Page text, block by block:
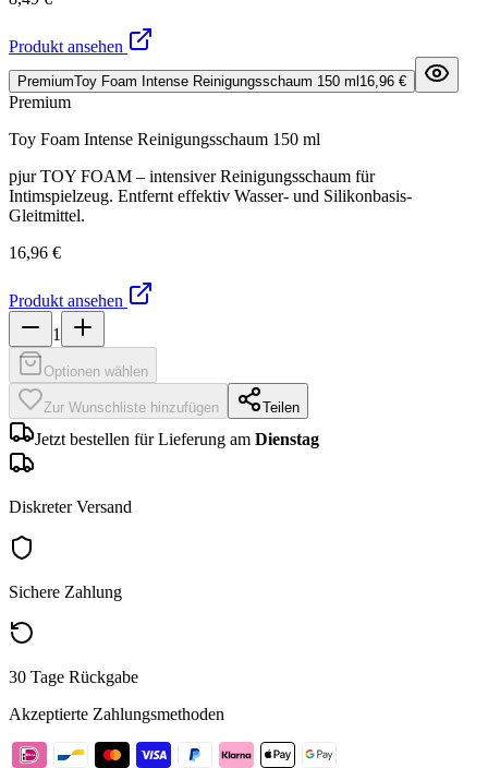
Produkt ansehen
PremiumToy Foam Intense Reinigungsschaum 150 ml 16,96 €
Premium
Toy Foam Intense Reinigungsschaum 150 ml
pjur TOY FOAM – intensiver Reinigungsschaum für
Intimspielzeug. Entfernt effektiv Wasser- und Silikonbasis-
Gleitmittel.
16,96 €
Produkt ansehen
1
Optionen wählen
Zur Wunschliste hinzufügen Teilen
Jetzt bestellen für Lieferung am Dienstag
Diskreter Versand
Sichere Zahlung
30 Tage Rückgabe
Akzeptierte Zahlungsmethoden